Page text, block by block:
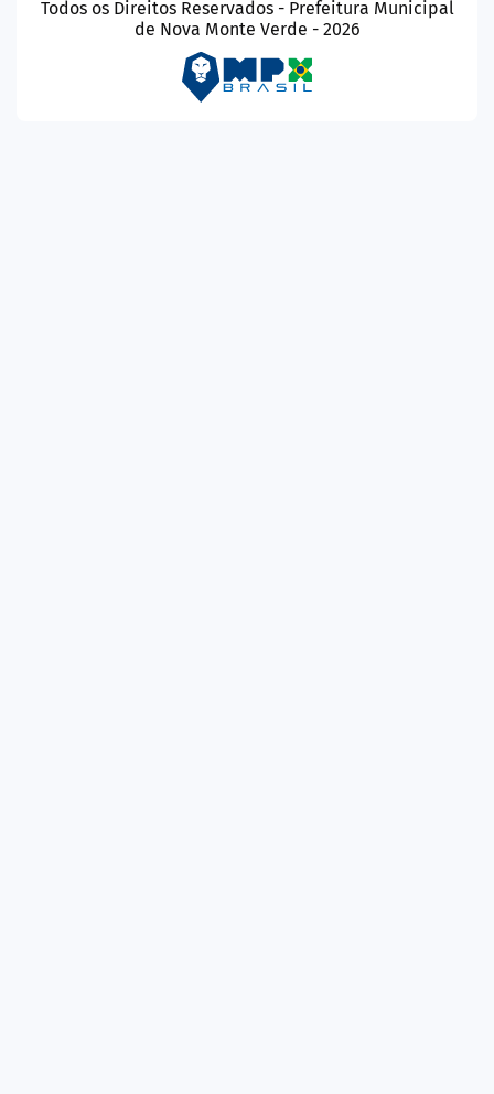
Todos os Direitos Reservados - Prefeitura Municipal
de Nova Monte Verde - 2026